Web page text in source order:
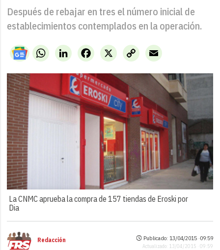
Después de rebajar en tres el número inicial de
establecimientos contemplados en la operación.
WhatsAppLinkedIn X
Facebook
Copy
Link
Email
La CNMC aprueba la compra de 157 tiendas de Eroski por
Dia
Redacción Publicado: 13/04/2015 ·09:59
Actualizado: 13/04/2015 · 09:59